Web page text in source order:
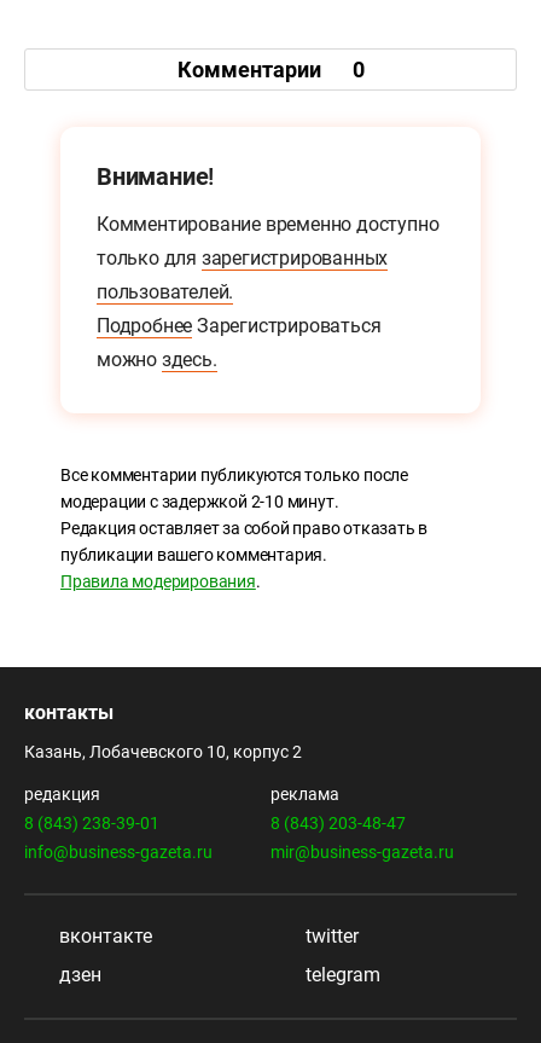
Комментарии 0
Внимание!
Комментирование временно доступно
только для зарегистрированных
пользователей.
Подробнее Зарегистрироваться
можно здесь.
Все комментарии публикуются только после
модерации с задержкой 2-10 минут.
Редакция оставляет за собой право отказать в
публикации вашего комментария.
Правила модерирования.
контакты
Казань, Лобачевского 10, корпус 2
редакция
8 (843) 238-39-01
info@business-gazeta.ru
реклама
8 (843) 203-48-47
mir@business-gazeta.ru
вконтакте
twitter
дзен
telegram